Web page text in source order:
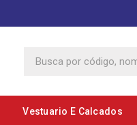
Vestuario E Calcados